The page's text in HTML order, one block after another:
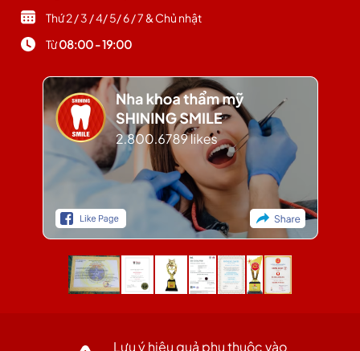
Thứ 2 / 3 / 4/ 5/ 6 / 7 & Chủ nhật
Từ08:00 - 19:00
Lưu ý hiệu quả phụ thuộc vào